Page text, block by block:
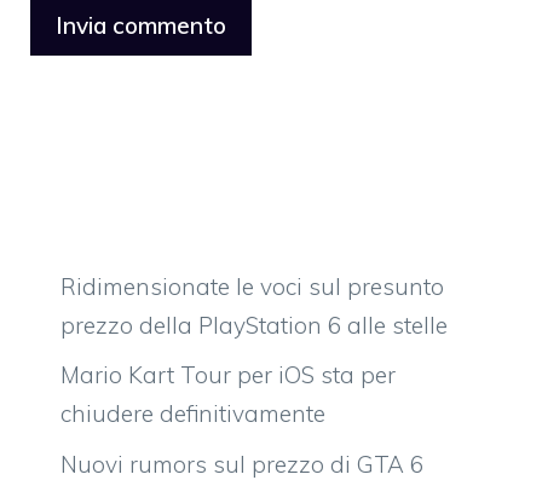
Ridimensionate le voci sul presunto
prezzo della PlayStation 6 alle stelle
Mario Kart Tour per iOS sta per
chiudere definitivamente
Nuovi rumors sul prezzo di GTA 6